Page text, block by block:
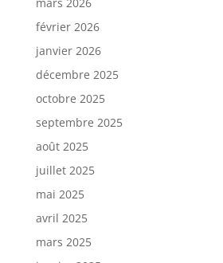
février 2026
janvier 2026
décembre 2025
octobre 2025
septembre 2025
août 2025
juillet 2025
mai 2025
avril 2025
mars 2025